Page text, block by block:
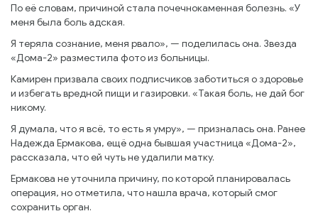
По её словам, причиной стала почечнокаменная болезнь. «У
меня была боль адская.
Я теряла сознание, меня рвало», — поделилась она. Звезда
«Дома-2» разместила фото из больницы.
Камирен призвала своих подписчиков заботиться о здоровье
и избегать вредной пищи и газировки. «Такая боль, не дай бог
никому.
Я думала, что я всё, то есть я умру», — призналась она. Ранее
Надежда Ермакова, ещё одна бывшая участница «Дома-2»,
рассказала, что ей чуть не удалили матку.
Ермакова не уточнила причину, по которой планировалась
операция, но отметила, что нашла врача, который смог
сохранить орган.